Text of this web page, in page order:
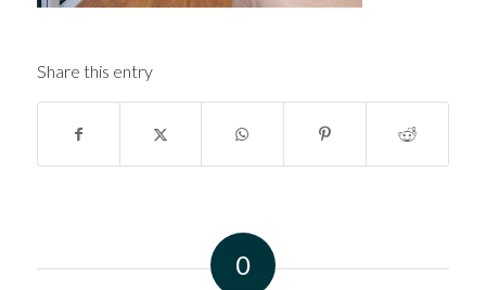
Share this entry
0